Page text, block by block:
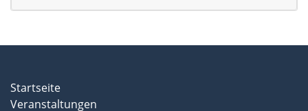
Startseite
Veranstaltungen